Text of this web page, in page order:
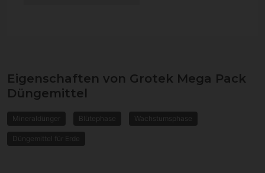
Eigenschaften von Grotek Mega Pack
Düngemittel
Mineraldünger Blütephase Wachstumsphase
Düngemittel für Erde